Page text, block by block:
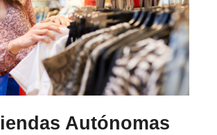
Autónomas